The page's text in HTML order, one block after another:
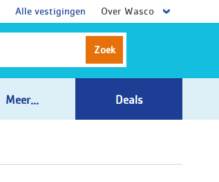
Alle vestigingen Over Wasco
Zoek
Meer... Deals